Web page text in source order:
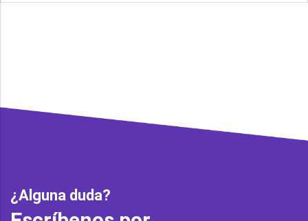
¿Alguna duda?